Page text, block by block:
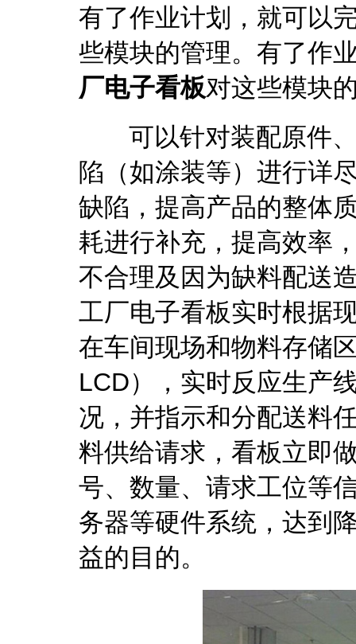
有了作业计划，就可以
些模块的管理。有了作
厂电子看板对这些模块
可以针对装配原件、
陷（如涂装等）进行详
缺陷，提高产品的整体
耗进行补充，提高效率
不合理及因为缺料配送
工厂电子看板实时根据
在车间现场和物料存储
LCD），实时反应生产
况，并指示和分配送料
料供给请求，看板立即
号、数量、请求工位等
务器等硬件系统，达到
益的目的。